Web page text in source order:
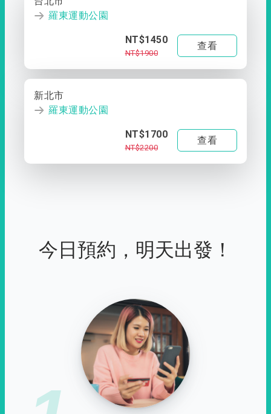
羅東運動公園
NT$1450
NT$1900
查看
新北市
羅東運動公園
NT$1700
NT$2200
查看
今日預約，明天出發！